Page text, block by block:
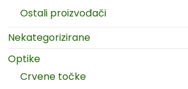
Ostali proizvođači
Nekategorizirane
Optike
Crvene točke